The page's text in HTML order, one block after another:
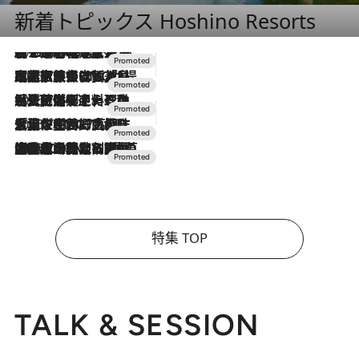
新着トピックス Hoshino Resorts
2026.8.7
【トンボの足水浴】ヒノキの香りに包まれて涼感マックス！約13℃の湧水かけ流しを避暑地「星野温泉 トンボの湯」で体験
2026.7.31
【ホテル帰省】という選択肢をOMOが提案。家族とほどよい距離を保つには「昼は実家、夜は気兼ねなくホテルで！」
2026.7.24
【夏限定ディナーコース】旬を迎える稚鮎や花ズッキーニなどをイタリア・トスカーナの郷土料理の手法で満喫！
2026.7.17
「土佐和ハーブかき氷」がOMO7高知に登場！生姜、山椒、大葉など目にも舌にも涼を呼ぶ郷土の味
2026.7.10
NEW OPEN！【界 草津】名湯の地に誕生。趣の異なる2種の温泉と上州ならではの会席・蕎麦割烹など美食を味わう究極の癒やし旅
特集 TOP
TALK & SESSION